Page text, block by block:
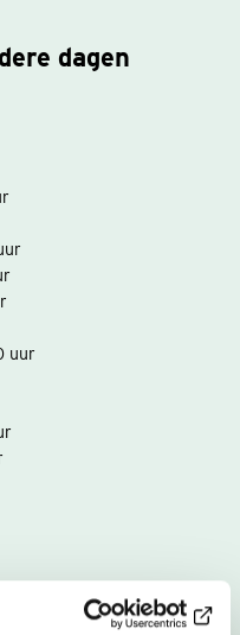
dagen
uur
en andere
in de omliggende